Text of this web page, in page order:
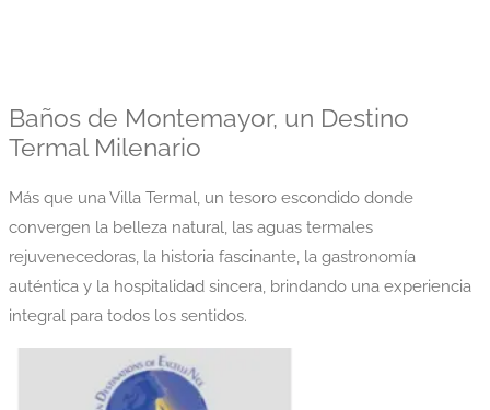
Baños de Montemayor, un Destino
Termal Milenario
Más que una Villa Termal, un tesoro escondido donde
convergen la belleza natural, las aguas termales
rejuvenecedoras, la historia fascinante, la gastronomía
auténtica y la hospitalidad sincera, brindando una experiencia
integral para todos los sentidos.